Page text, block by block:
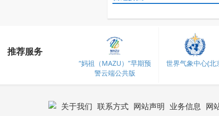
推荐服务
“妈祖（MAZU）”早期预
警云端公共版
世界气象中心(北
关于我们 联系方式 网站声明 业务信息 网